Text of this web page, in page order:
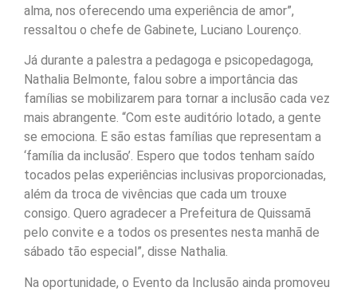
alma, nos oferecendo uma experiência de amor”,
ressaltou o chefe de Gabinete, Luciano Lourenço.
Já durante a palestra a pedagoga e psicopedagoga,
Nathalia Belmonte, falou sobre a importância das
famílias se mobilizarem para tornar a inclusão cada vez
mais abrangente. “Com este auditório lotado, a gente
se emociona. E são estas famílias que representam a
‘família da inclusão’. Espero que todos tenham saído
tocados pelas experiências inclusivas proporcionadas,
além da troca de vivências que cada um trouxe
consigo. Quero agradecer a Prefeitura de Quissamã
pelo convite e a todos os presentes nesta manhã de
sábado tão especial”, disse Nathalia.
Na oportunidade, o Evento da Inclusão ainda promoveu